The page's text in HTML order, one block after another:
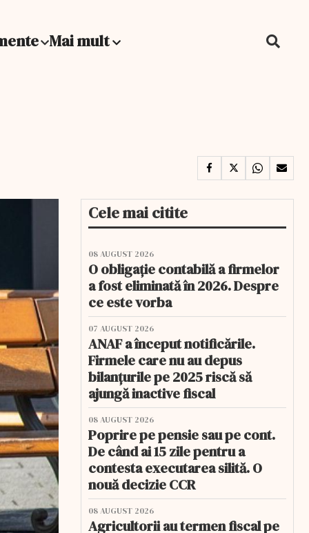
Mai mult
Cele mai citite
08 AUGUST 2026
O obligație contabilă a firmelor
a fost eliminată în 2026. Despre
ce este vorba
07 AUGUST 2026
ANAF a început notificările.
Firmele care nu au depus
bilanțurile pe 2025 riscă să
ajungă inactive fiscal
08 AUGUST 2026
Poprire pe pensie sau pe cont.
De când ai 15 zile pentru a
contesta executarea silită. O
nouă decizie CCR
08 AUGUST 2026
Agricultorii au termen fiscal pe